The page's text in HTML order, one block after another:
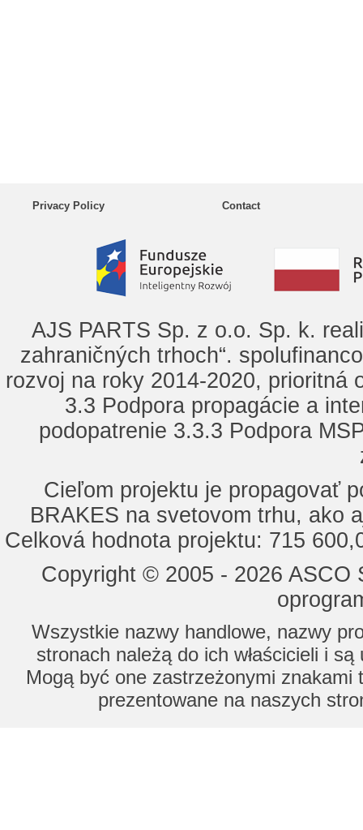
Privacy Policy Contact
AJS PARTS Sp. z o.o. Sp. k.
zahraničných trhoch“.
rozvoj na roky 2014-2020, prioritná
3.3 Podpora propagácie a
podopatrenie 3.3.3 Podpora
Cieľom projektu je propagovať
BRAKES na svetovom trhu, ako
Celková hodnota projektu: 715
Copyright © 2005 - 2026
Wszystkie nazwy handlowe, nazwy
stronach należą do ich właścicieli i
Mogą być one zastrzeżonymi znakami
prezentowane na naszych